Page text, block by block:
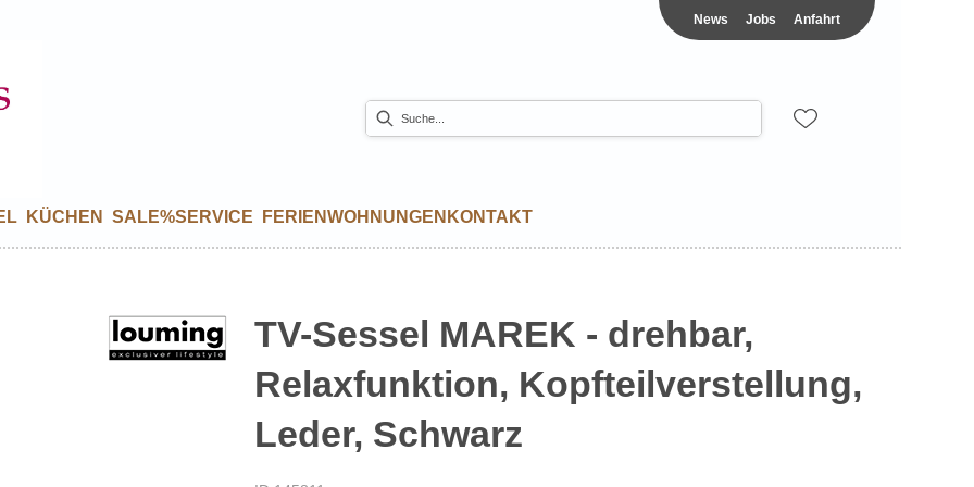
News Jobs Anfahrt
KÜCHEN SALE%SERVICE FERIENWOHNUNGEN KONTAKT
TV-Sessel MAREK - drehbar,
Relaxfunktion, Kopfteilverstellung,
Leder, Schwarz